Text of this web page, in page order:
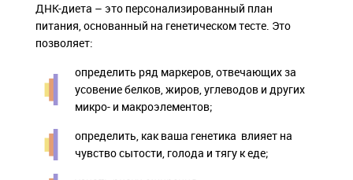
ДНК-диета – это персонализированный план
питания, основанный на генетическом тесте. Это
позволяет:
определить ряд маркеров, отвечающих за
усовение белков, жиров, углеводов и других
микро- и макроэлементов;
определить, как ваша генетика влияет на
чувство сытости, голода и тягу к еде;